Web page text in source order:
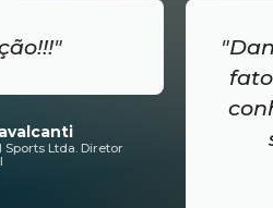
"Daniel suas
fatores da tua
conhecimento,
saber "ser"